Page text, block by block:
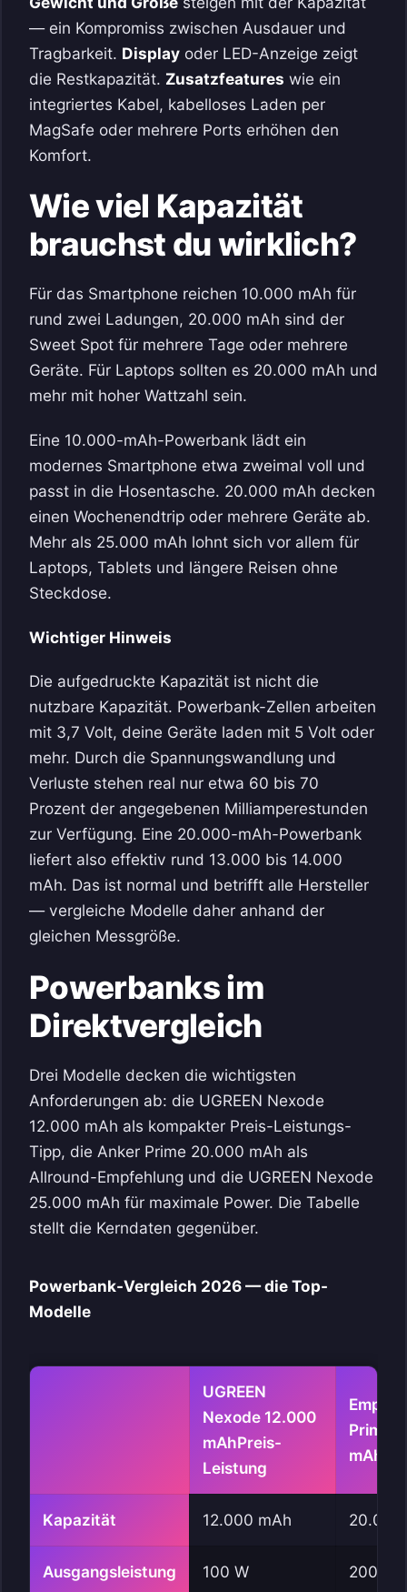
— ein Kompromiss zwischen Ausdauer und
Tragbarkeit. Display oder LED-Anzeige zeigt
die Restkapazität. Zusatzfeatures wie ein
integriertes Kabel, kabelloses Laden per
MagSafe oder mehrere Ports erhöhen den
Komfort.
Wie viel Kapazität
brauchst du wirklich?
Für das Smartphone reichen 10.000 mAh für
rund zwei Ladungen, 20.000 mAh sind der
Sweet Spot für mehrere Tage oder mehrere
Geräte. Für Laptops sollten es 20.000 mAh und
mehr mit hoher Wattzahl sein.
Eine 10.000-mAh-Powerbank lädt ein
modernes Smartphone etwa zweimal voll und
passt in die Hosentasche. 20.000 mAh decken
einen Wochenendtrip oder mehrere Geräte ab.
Mehr als 25.000 mAh lohnt sich vor allem für
Laptops, Tablets und längere Reisen ohne
Steckdose.
Wichtiger Hinweis
Die aufgedruckte Kapazität ist nicht die
nutzbare Kapazität. Powerbank-Zellen arbeiten
mit 3,7 Volt, deine Geräte laden mit 5 Volt oder
mehr. Durch die Spannungswandlung und
Verluste stehen real nur etwa 60 bis 70
Prozent der angegebenen Milliamperestunden
zur Verfügung. Eine 20.000-mAh-Powerbank
liefert also effektiv rund 13.000 bis 14.000
mAh. Das ist normal und betrifft alle Hersteller
— vergleiche Modelle daher anhand der
gleichen Messgröße.
Powerbanks im
Direktvergleich
Drei Modelle decken die wichtigsten
Anforderungen ab: die UGREEN Nexode
12.000 mAh als kompakter Preis-Leistungs-
Tipp, die Anker Prime 20.000 mAh als
Allround-Empfehlung und die UGREEN Nexode
25.000 mAh für maximale Power. Die Tabelle
stellt die Kerndaten gegenüber.
Powerbank-Vergleich 2026 — die Top-
Modelle
UGREEN
Nexode 12.000
mAhPreis-
Leistung
Prime
mAh
Kapazität 12.000 mAh 20.000
Ausgangsleistung 100 W 200 W